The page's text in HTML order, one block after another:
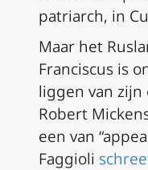
patriarch, in
Maar het
Franciscus is
liggen van
Robert
een van
Faggioli